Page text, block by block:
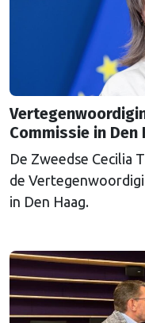
Commissie in
De Zweedse Cecilia
de
in Den Haag.